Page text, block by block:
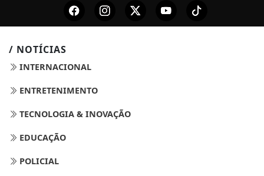
/ NOTÍCIAS
INTERNACIONAL
ENTRETENIMENTO
TECNOLOGIA & INOVAÇÃO
EDUCAÇÃO
POLICIAL